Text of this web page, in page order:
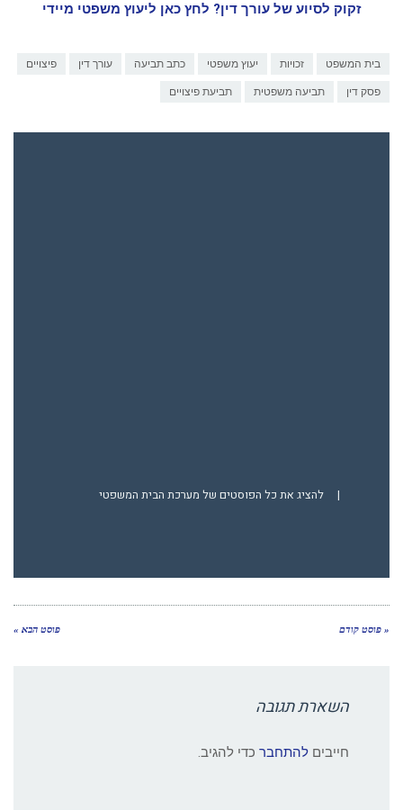
זקוק לסיוע של עורך דין? לחץ כאן ליעוץ משפטי מיידי
בית המשפט זכויות יעוץ משפטי כתב תביעה עורך דין פיצויים
פסק דין תביעה משפטית תביעת פיצויים
| להציג את כל הפוסטים של מערכת הבית המשפטי
« פוסט קודם פוסט הבא »
השארת תגובה
חייבים להתחבר כדי להגיב.